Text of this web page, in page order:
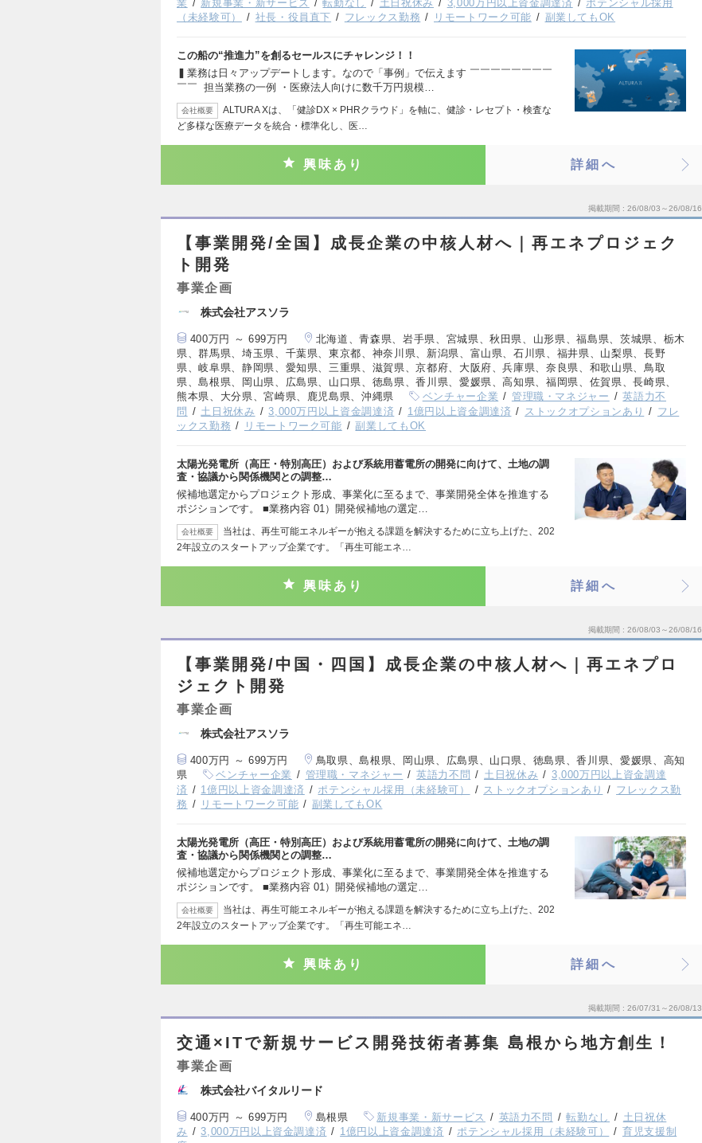
業
新規事業・新サービス 転勤なし 土日祝休み 3,000万円以上資金調達済
ポテンシャル採用
（未経験可）
社長・役員直下 フレックス勤務 リモートワーク可能 副業してもOK
この船の“推進力”を創るセールスにチャレンジ！！
▍業務は日々アップデートします。なので「事例」で伝えます ￣￣￣￣￣￣￣￣
￣￣ 担当業務の一例 ・医療法人向けに数千万円規模…
会社概要
ALTURA Xは、「健診DX × PHRクラウド」を軸に、健診・レセプト・検査な
ど多様な医療データを統合・標準化し、医…
興味あり 詳細へ
掲載期間 26/08/03～26/08/16
【事業開発/全国】成長企業の中核人材へ｜再エネプロジェク
ト開発
事業企画
株式会社アスソラ
400万円 ～ 699万円
北海道、青森県、岩手県、宮城県、秋田県、山形県、福島県、茨城県、栃木
県、群馬県、埼玉県、千葉県、東京都、神奈川県、新潟県、富山県、石川県、福井県、山梨県、長野
県、岐阜県、静岡県、愛知県、三重県、滋賀県、京都府、大阪府、兵庫県、奈良県、和歌山県、鳥取
県、島根県、岡山県、広島県、山口県、徳島県、香川県、愛媛県、高知県、福岡県、佐賀県、長崎県、
熊本県、大分県、宮崎県、鹿児島県、沖縄県
ベンチャー企業 管理職・マネジャー
英語力不
問
土日祝休み 3,000万円以上資金調達済 1億円以上資金調達済 ストックオプションあり
フレ
ックス勤務
リモートワーク可能 副業してもOK
太陽光発電所（高圧・特別高圧）および系統用蓄電所の開発に向けて、土地の調
査・協議から関係機関との調整…
候補地選定からプロジェクト形成、事業化に至るまで、事業開発全体を推進する
ポジションです。 ■業務内容 01）開発候補地の選定…
会社概要
当社は、再生可能エネルギーが抱える課題を解決するために立ち上げた、202
2年設立のスタートアップ企業です。「再生可能エネ…
興味あり 詳細へ
掲載期間 26/08/03～26/08/16
【事業開発/中国・四国】成長企業の中核人材へ｜再エネプロ
ジェクト開発
事業企画
株式会社アスソラ
400万円 ～ 699万円
鳥取県、島根県、岡山県、広島県、山口県、徳島県、香川県、愛媛県、高知
県
ベンチャー企業 管理職・マネジャー 英語力不問 土日祝休み
3,000万円以上資金調達
済
1億円以上資金調達済 ポテンシャル採用（未経験可） ストックオプションあり
フレックス勤
務
リモートワーク可能 副業してもOK
太陽光発電所（高圧・特別高圧）および系統用蓄電所の開発に向けて、土地の調
査・協議から関係機関との調整…
候補地選定からプロジェクト形成、事業化に至るまで、事業開発全体を推進する
ポジションです。 ■業務内容 01）開発候補地の選定…
会社概要
当社は、再生可能エネルギーが抱える課題を解決するために立ち上げた、202
2年設立のスタートアップ企業です。「再生可能エネ…
興味あり 詳細へ
掲載期間 26/07/31～26/08/13
交通×ITで新規サービス開発技術者募集 島根から地方創生！
事業企画
株式会社バイタルリード
400万円 ～ 699万円 島根県 新規事業・新サービス 英語力不問 転勤なし
土日祝休
み
3,000万円以上資金調達済 1億円以上資金調達済 ポテンシャル採用（未経験可）
育児支援制